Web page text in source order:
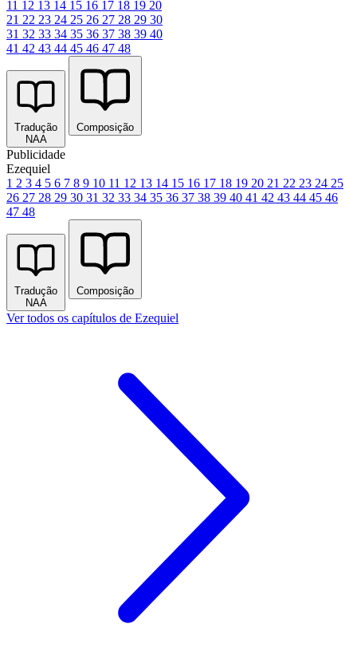
11 12 13 14 15 16 17 18 19 20
21 22 23 24 25 26 27 28 29 30
31 32 33 34 35 36 37 38 39 40
41 42 43 44 45 46 47 48
Tradução
NAA
Composição
Publicidade
Ezequiel
1 2 3 4 5 6 7 8 9 10 11 12 13 14 15 16 17 18 19 20 21 22 23 24 25
26 27 28 29 30 31 32 33 34 35 36 37 38 39 40 41 42 43 44 45 46
47 48
Tradução
NAA
Composição
Ver todos os capítulos de Ezequiel